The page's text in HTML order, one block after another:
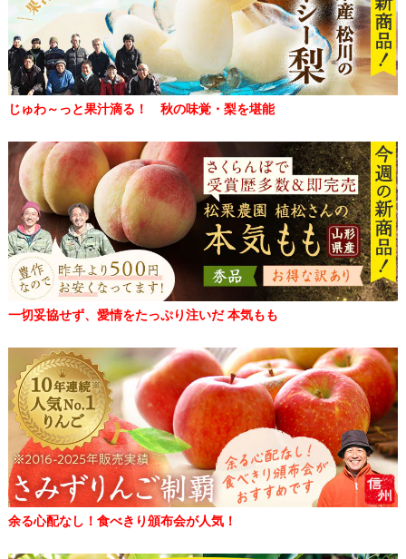
じゅわ～っと果汁滴る！ 秋の味覚・梨を堪能
一切妥協せず、愛情をたっぷり注いだ 本気もも
余る心配なし！食べきり頒布会が人気！